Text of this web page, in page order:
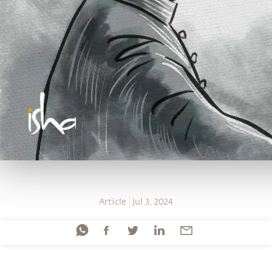
Article Jul 3, 2024